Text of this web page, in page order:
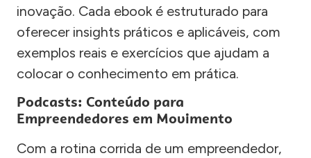
inovação. Cada ebook é estruturado para
oferecer insights práticos e aplicáveis, com
exemplos reais e exercícios que ajudam a
colocar o conhecimento em prática.
Podcasts: Conteúdo para
Empreendedores em Movimento
Com a rotina corrida de um empreendedor,